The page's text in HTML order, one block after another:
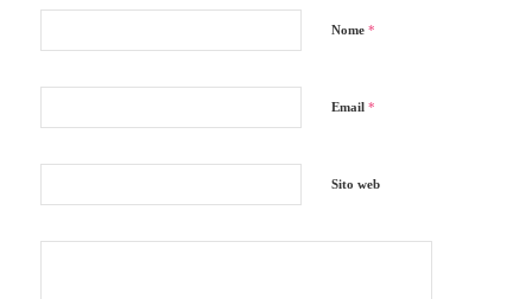
Nome *
Email *
Sito web